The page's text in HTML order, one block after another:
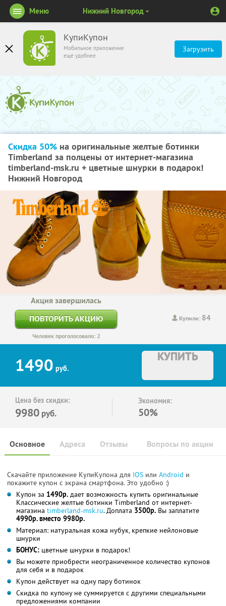
КупиКупон
Мобильное приложение
ещё удобнее
Загрузить
Меню Нижний Новгород
Скидка 50% на оригинальные желтые ботинки
Timberland за полцены от интернет-магазина
timberland-msk.ru + цветные шнурки в подарок!
Нижний Новгород
Купили: 84
Акция завершилась
ПОВТОРИТЬ АКЦИЮ
Человек проголосовало: 2
1490 руб.
КУПИТЬ
Цена без скидки:
9980 руб.
Экономия:
50%
Основное Отзывы Вопросы по акции
Адреса
Скачайте приложение КупиКупона для IOS или Android и
покажите купон с экрана смартфона. Это удобно :)
Купон за 1490р. дает возможность купить оригинальные
Классические желтые ботинки Timberland от интернет-
магазина timberland-msk.ru. Доплата 3500р. Вы заплатите
4990р. вместо 9980р.
Материал: натуральная кожа нубук, крепкие нейлоновые
шнурки
БОНУС: цветные шнурки в подарок!
Вы можете приобрести неограниченное количество купонов
для себя и в подарок
Купон действует на одну пару ботинок
Скидка по купону не суммируется с другими специальными
предложениями компании